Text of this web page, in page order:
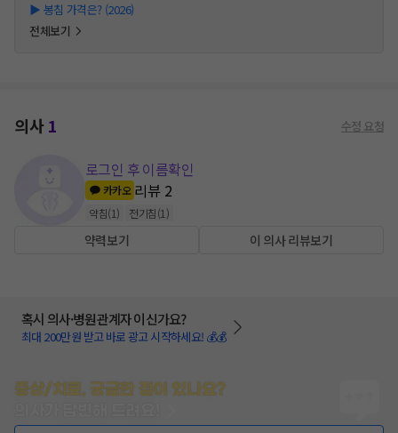
▶ 봉침 가격은? (2026)
전체보기
의사1 수정 요청
로그인 후 이름확인
카카오 리뷰 2
약침(1) 전기침(1 )
약력보기 이 의사 리뷰보기
혹시 의사·병원관계자 이신가요?
최대 200만원 받고 바로 광고 시작하세요! 💰💰
증상/치료, 궁금한 점이 있나요?